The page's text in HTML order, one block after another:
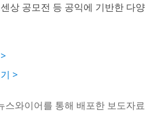
상 공모전 등 공익에 기반한 다
>
스와이어를 통해 배포한 보도자